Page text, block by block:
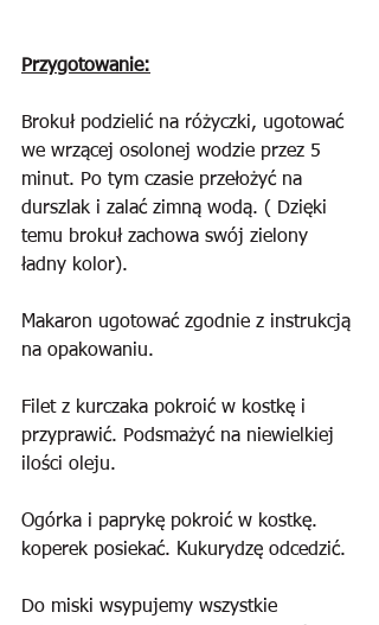
Przygotowanie:
Brokuł podzielić na różyczki, ugotować
we wrzącej osolonej wodzie przez 5
minut. Po tym czasie przełożyć na
durszlak i zalać zimną wodą. ( Dzięki
temu brokuł zachowa swój zielony
ładny kolor).
Makaron ugotować zgodnie z instrukcją
na opakowaniu.
Filet z kurczaka pokroić w kostkę i
przyprawić. Podsmażyć na niewielkiej
ilości oleju.
Ogórka i paprykę pokroić w kostkę.
koperek posiekać. Kukurydzę odcedzić.
Do miski wsypujemy wszystkie